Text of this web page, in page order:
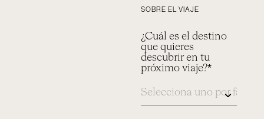
SOBRE EL VIAJE
¿Cuál es el destino
que quieres
descubrir en tu
próximo viaje?*